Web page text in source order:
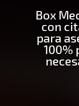
Box
con
para
100%